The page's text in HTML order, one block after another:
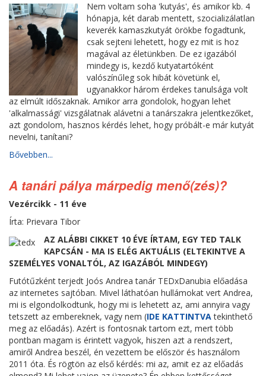
Nem voltam soha 'kutyás', és amikor kb. 4
hónapja, két darab mentett, szocializálatlan
keverék kamaszkutyát örökbe fogadtunk,
csak sejteni lehetett, hogy ez mit is hoz
magával az életünkben. De ez igazából
mindegy is, kezdő kutyatartóként
valószínűleg sok hibát követünk el,
ugyanakkor három érdekes tanulsága volt
az elmúlt időszaknak. Amikor arra gondolok, hogyan lehet
'alkalmassági' vizsgálatnak alávetni a tanárszakra jelentkezőket,
azt gondolom, hasznos kérdés lehet, hogy próbált-e már kutyát
nevelni, tanítani?
Bővebben...
A tanári pálya márpedig menő(zés)?
Vezércikk - 11 éve
Írta: Prievara Tibor
AZ ALÁBBI CIKKET 10 ÉVE ÍRTAM, EGY TED TALK
KAPCSÁN - MA IS ELÉG AKTUÁLIS (ELTEKINTVE A
SZEMÉLYES VONALTÓL, AZ IGAZÁBÓL MINDEGY)
Futótűzként terjedt Joós Andrea tanár TEDxDanubia előadása
az internetes sajtóban. Mivel láthatóan hullámokat vert Andrea,
mi is elgondolkodtunk, hogy mi is lehetett az, ami annyira vagy
tetszett az embereknek, vagy nem (IDE KATTINTVAtekinthető
meg az előadás). Azért is fontosnak tartom ezt, mert több
pontban magam is érintett vagyok, hiszen azt a rendszert,
amiről Andrea beszél, én vezettem be először és használom
2011 óta. És rögtön az első kérdés: mi az, amit ez az előadás